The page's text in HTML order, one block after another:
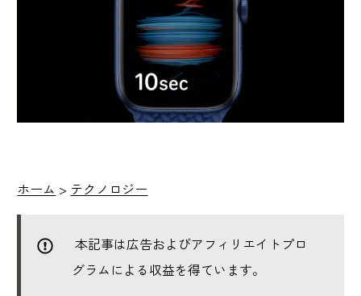
ホーム > テクノロジー
本記事は広告およびアフィリエイトプロ
グラムによる収益を得ています。